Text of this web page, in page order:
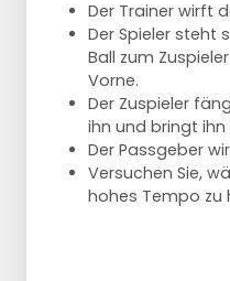
Der Trainer wirft
Der Spieler steht
Ball zum
Vorne.
Der Zuspieler
ihn und bringt ihn
Der Passgeber
Versuchen Sie,
hohes Tempo zu